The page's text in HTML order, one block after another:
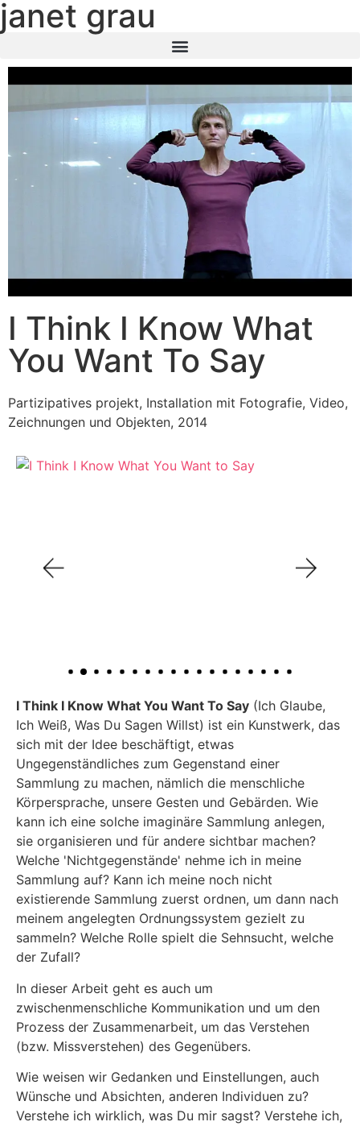
janet grau
I Think I Know What
You Want To Say
Partizipatives projekt, Installation mit Fotografie, Video,
Zeichnungen und Objekten, 2014
I Think I Know What You Want To Say (Ich Glaube,
Ich Weiß, Was Du Sagen Willst) ist ein Kunstwerk, das
sich mit der Idee beschäftigt, etwas
Ungegenständliches zum Gegenstand einer
Sammlung zu machen, nämlich die menschliche
Körpersprache, unsere Gesten und Gebärden. Wie
kann ich eine solche imaginäre Sammlung anlegen,
sie organisieren und für andere sichtbar machen?
Welche 'Nichtgegenstände' nehme ich in meine
Sammlung auf? Kann ich meine noch nicht
existierende Sammlung zuerst ordnen, um dann nach
meinem angelegten Ordnungssystem gezielt zu
sammeln? Welche Rolle spielt die Sehnsucht, welche
der Zufall?
In dieser Arbeit geht es auch um
zwischenmenschliche Kommunikation und um den
Prozess der Zusammenarbeit, um das Verstehen
(bzw. Missverstehen) des Gegenübers.
Wie weisen wir Gedanken und Einstellungen, auch
Wünsche und Absichten, anderen Individuen zu?
Verstehe ich wirklich, was Du mir sagst? Verstehe ich,